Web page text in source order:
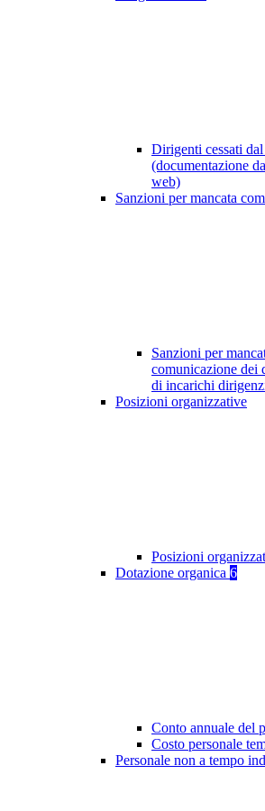
Dirigenti cessati
(documentazione
web)
Sanzioni per mancata
Sanzioni per
comunicazione dei
di incarichi
Posizioni organizzative
Posizioni
Dotazione organica 6
Conto annuale del
Costo personale
Personale non a tempo